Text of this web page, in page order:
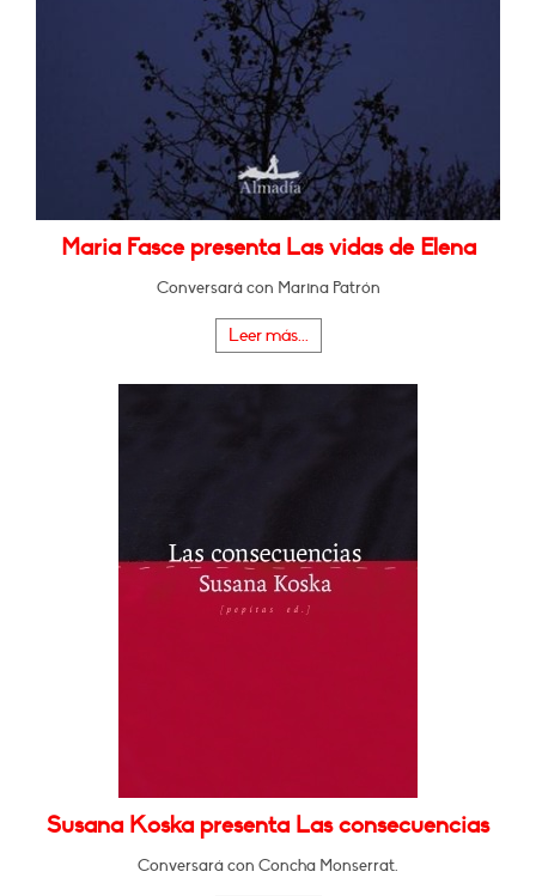
Maria Fasce presenta Las vidas de Elena
Conversará con Marina Patrón
Leer más...
Susana Koska presenta Las consecuencias
Conversará con Concha Monserrat.